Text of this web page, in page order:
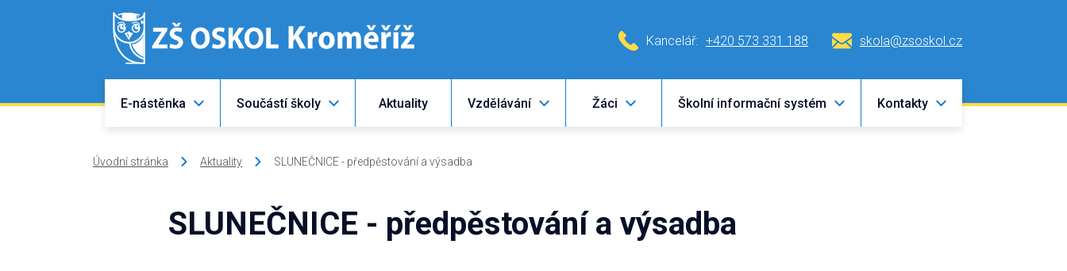
Kancelář: +420 573 331 188 skola@zsoskol.cz
E-nástěnka Součástí školy Aktuality Vzdělávání Žáci Školní informační systém Kontakty
Úvodní stránka Aktuality SLUNEČNICE - předpěstování a výsadba
SLUNEČNICE - předpěstování a výsadba